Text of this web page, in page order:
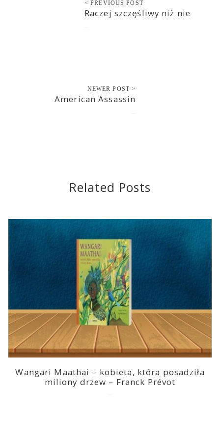
< PREVIOUS POST
Raczej szczęśliwy niż nie
NEWER POST >
American Assassin
Related Posts
Wangari Maathai – kobieta, która posadziła
miliony drzew – Franck Prévot